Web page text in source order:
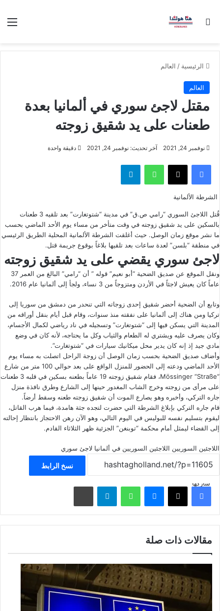
بحث عن
الرئيسية / العالم
العالم
مقتل لاجئ سوري في ألمانيا بعدة
طعنات على يد شقيق زوجته
نوفمبر 24, 2021 آخر تحديث: نوفمبر 24, 2021 دقيقة واحدة
فيسبوك ‫X واتساب تيلقرام
الشرطة الألمانية
قُتل اللاجئ السوري “رامي ص.ق” في مدينة “شتوتغارت” بعد تلقيه 3 طعنات
بالسكين على يد شقيق زوجته في وقت متأخر من مساء يوم الأحد الماضي بحسب
ما نشر موقع زمان الوصل. حيث أغلقت الشرطة الألمانية المحلية الطريق الرئيسي
في منطقة “بلسن” لعدة ساعات بعد تلقيها بلاغاً بوقوع جريمة قتل.
لاجئ سوري يقضي على يد شقيق زوجته
ونقل الموقع عن صديق الضحية “أبو نعيم” قوله ” أن “رامي” البالغ من العمر 37
عاماً كان يعيش لاجئاً في الأردن ومتزوجاً من 3 نساء، ولجأ إلى ألمانيا عام 2016.
وتابع أن الضحية أحضر شقيق إحدى زوجاته التي تنحدر من دمشق من سوريا إلى
تركيا ومن هناك إلى ألمانيا على نفقته منذ سنوات، وقام قبل أيام بنقل أوراقه من
المدينة التي يسكن فيها إلى “شتوتغارت” وتسجيله في ناد رياضي لكمال الأجسام،
وكان يصرف عليه ويشتري له الطعام والثياب وكل ما يحتاجه، لأنه كان في وضع
مادي جيد إذ إنه كان يدير محل ميكانيك سيارات في “شتوتغارت”.
وأضاف صديق الضحية بحسب زمان الوصل أن زوجة الراحل اتصلت به مساء يوم
الأحد الماضي ودعته إلى الحضور للمنزل الواقع على بعد حوالي 100 متر من شارع
“Mössinger “Straße، فقام شقيق زوجته 19 عاماً بطعنه بسكين في قلبه 3 طعنات
على مرأى من زوجته وخرج الشاب المغدور حينها إلى الشارع وطرق نافذة منزل
جاره التركي، وأخبره وهو يصارع الموت أن شقيق زوجته طعنه وسقط أرضاً.
قام جاره التركي بإبلاغ الشرطة التي حضرت لتجده جثة هامدة، فيما هرب القاتل،
ليقوم بتسليم نفسه للبوليس في اليوم التالي، وهو الآن رهن الاحتجاز بانتظار إحالته
إلى القضاء ليمثل أمام محكمة “توبنغن” الجزئية ظهر الثلاثاء القادم.
اللاجئين السوريين اللاجئين السوريين في ألمانيا لاجئ سوري
نسخ الرابط
شاركهافيسبوك ‫X ماسنجر واتساب تيلقرام مشاركة عبر البريد
مقالات ذات صلة